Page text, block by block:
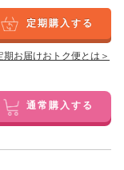
定期購入する
期お届けおトク便とは＞
通常購入する